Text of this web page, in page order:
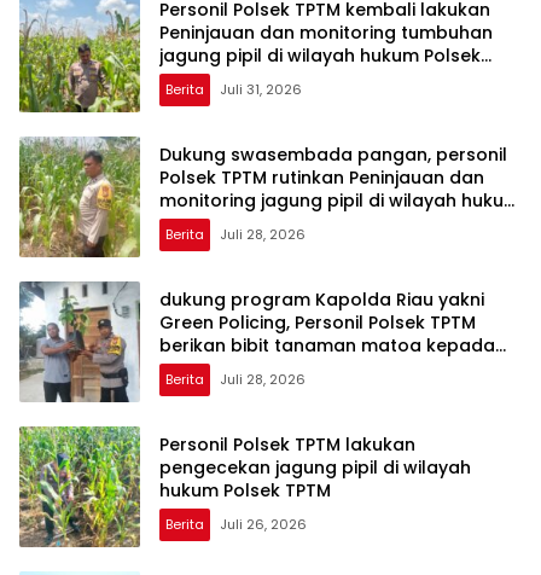
Personil Polsek TPTM kembali lakukan
Peninjauan dan monitoring tumbuhan
jagung pipil di wilayah hukum Polsek
TPTM
Berita Juli 31, 2026
Dukung swasembada pangan, personil
Polsek TPTM rutinkan Peninjauan dan
monitoring jagung pipil di wilayah hukum
Polsek TPTM
Berita Juli 28, 2026
dukung program Kapolda Riau yakni
Green Policing, Personil Polsek TPTM
berikan bibit tanaman matoa kepada
masyarakat
Berita Juli 28, 2026
Personil Polsek TPTM lakukan
pengecekan jagung pipil di wilayah
hukum Polsek TPTM
Berita Juli 26, 2026